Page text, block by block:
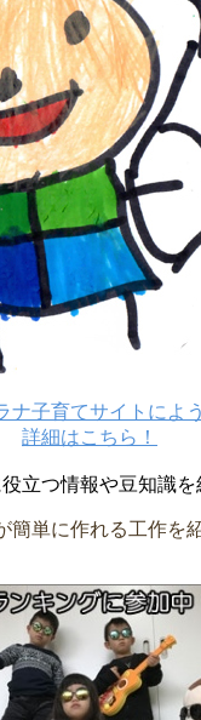
ナ子育てサイトによ
詳細はこちら！
立つ情報や豆知識を
簡単に作れる工作を